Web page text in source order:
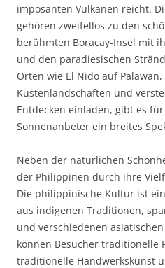
imposanten Vulkanen reicht.
gehören zweifellos zu den
berühmten Boracay-Insel mit
und den paradiesischen
Orten wie El Nido auf
Küstenlandschaften und
Entdecken einladen, gibt es
Sonnenanbeter ein breites
Neben der natürlichen
der Philippinen durch ihre
Die philippinische Kultur ist
aus indigenen Traditionen,
und verschiedenen
können Besucher traditionelle
traditionelle Handwerkskunst